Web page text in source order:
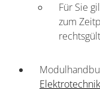
Für Sie
zum